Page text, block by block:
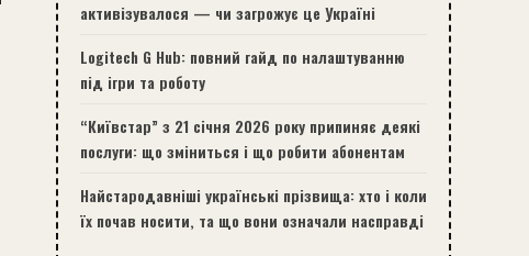
активізувалося — чи загрожує це Україні
Logitech G Hub: повний гайд по налаштуванню
під ігри та роботу
“Київстар” з 21 січня 2026 року припиняє деякі
послуги: що зміниться і що робити абонентам
Найстародавніші українські прізвища: хто і коли
їх почав носити, та що вони означали насправді